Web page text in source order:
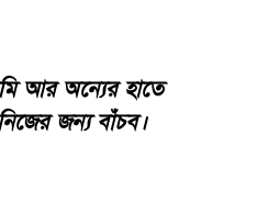
আর অন্যের হাতে
জন্য বাঁচব।